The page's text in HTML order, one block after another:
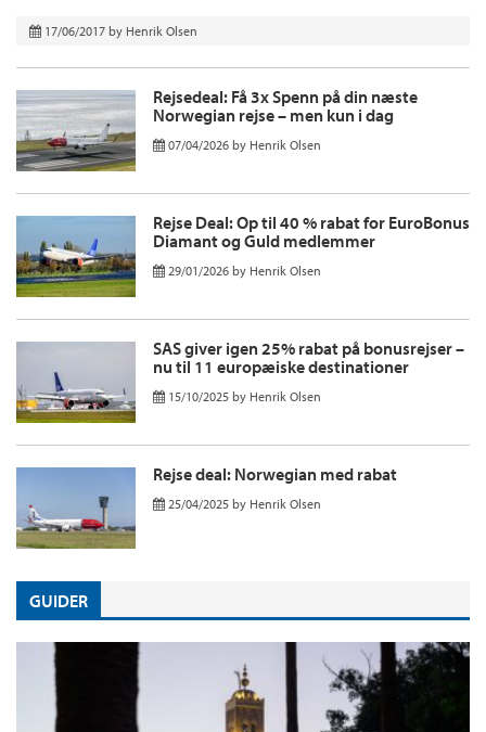
17/06/2017 by Henrik Olsen
Rejsedeal: Få 3x Spenn på din næste
Norwegian rejse – men kun i dag
07/04/2026 by Henrik Olsen
Rejse Deal: Op til 40 % rabat for EuroBonus
Diamant og Guld medlemmer
29/01/2026 by Henrik Olsen
SAS giver igen 25% rabat på bonusrejser –
nu til 11 europæiske destinationer
15/10/2025 by Henrik Olsen
Rejse deal: Norwegian med rabat
25/04/2025 by Henrik Olsen
GUIDER